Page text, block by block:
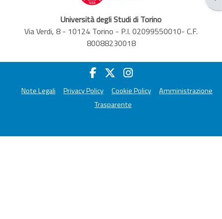
Università degli Studi di Torino
Via Verdi, 8 - 10124 Torino - P.I. 02099550010- C.F.
80088230018
Note Legali Privacy Policy Cookie Policy
Amministrazione
Trasparente